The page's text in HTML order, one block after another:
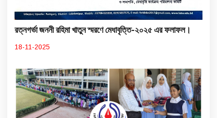
রত্নগর্ভা জননী রহিমা খাতুন স্মরণে মেধাবৃত্তি-২০২৫ এর ফলাফল।
18-11-2025